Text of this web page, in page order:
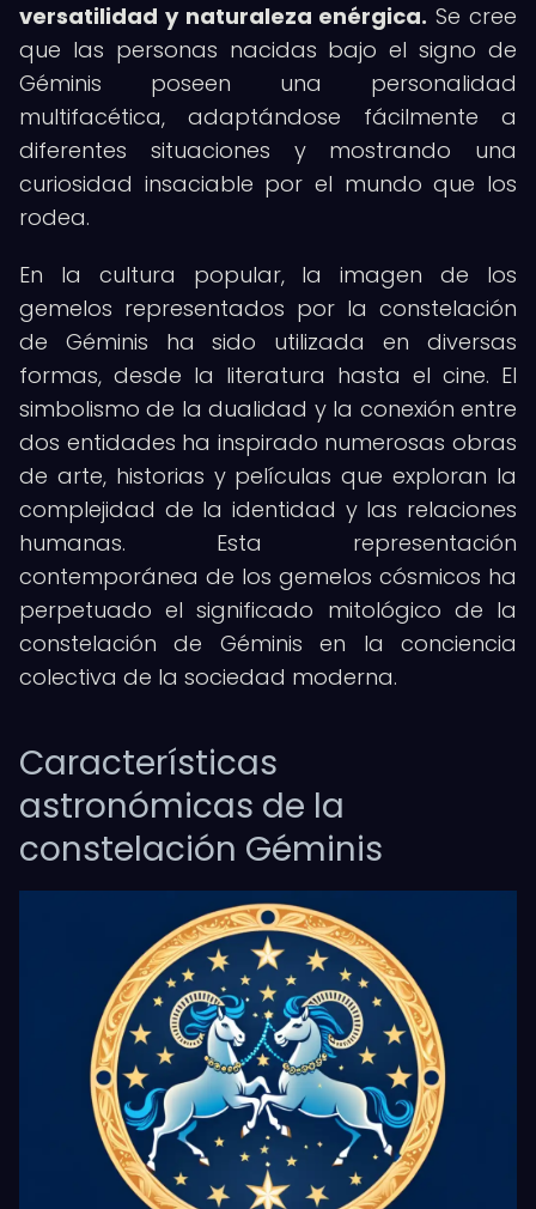
versatilidad y naturaleza enérgica. Se cree
que las personas nacidas bajo el signo de
Géminis poseen una personalidad
multifacética, adaptándose fácilmente a
diferentes situaciones y mostrando una
curiosidad insaciable por el mundo que los
rodea.
En la cultura popular, la imagen de los
gemelos representados por la constelación
de Géminis ha sido utilizada en diversas
formas, desde la literatura hasta el cine. El
simbolismo de la dualidad y la conexión entre
dos entidades ha inspirado numerosas obras
de arte, historias y películas que exploran la
complejidad de la identidad y las relaciones
humanas. Esta representación
contemporánea de los gemelos cósmicos ha
perpetuado el significado mitológico de la
constelación de Géminis en la conciencia
colectiva de la sociedad moderna.
Características
astronómicas de la
constelación Géminis